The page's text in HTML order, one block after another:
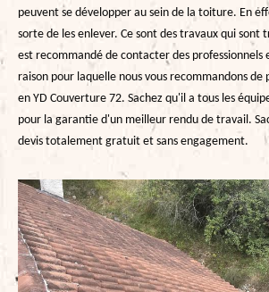
peuvent se développer au sein de la toiture. En
sorte de les enlever. Ce sont des travaux qui sont
est recommandé de contacter des professionnels
raison pour laquelle nous vous recommandons
en YD Couverture 72. Sachez qu'il a tous les
pour la garantie d'un meilleur rendu de travail.
devis totalement gratuit et sans engagement.